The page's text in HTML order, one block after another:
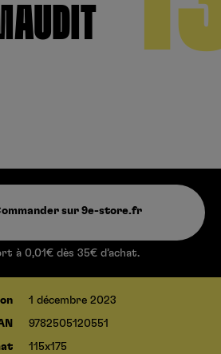
sur 9e-store.fr
à 0,01€ dès 35€ d’achat.
1 décembre 2023
9782505120551
115x175